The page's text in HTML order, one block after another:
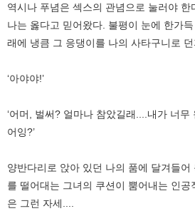
역시나 푸념은 섹스의 관념으로 눌러야
나는 옳다고 믿어왔다. 불평이 눈에 한가
래에 냉큼 그 응댕이를 나의 사타구니로 던
‘아야야!’
‘어머, 벌써? 얼마나 참았길래....내가 너무
어잉?’
양반다리로 앉아 있던 나의 품에 달겨들어
를 떨어대는 그녀의 쿠션이 뿜어내는 인
은 그런 자세....